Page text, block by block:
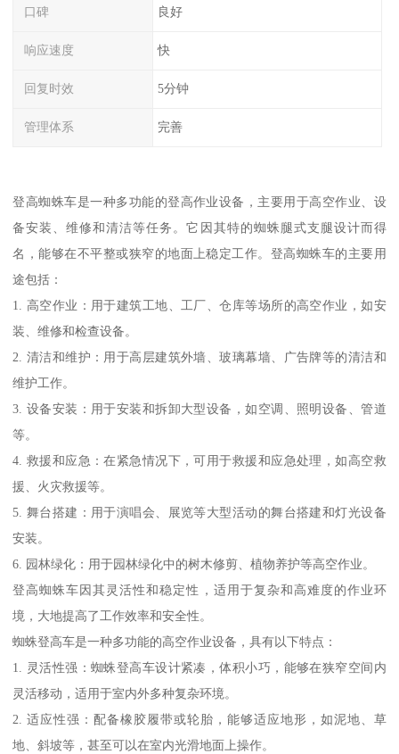
口碑 良好
响应速度 快
回复时效 5分钟
管理体系 完善
登高蜘蛛车是一种多功能的登高作业设备，主要用于高空作业、设
备安装、维修和清洁等任务。它因其特的蜘蛛腿式支腿设计而得
名，能够在不平整或狭窄的地面上稳定工作。登高蜘蛛车的主要用
途包括：
1. 高空作业：用于建筑工地、工厂、仓库等场所的高空作业，如安
装、维修和检查设备。
2. 清洁和维护：用于高层建筑外墙、玻璃幕墙、广告牌等的清洁和
维护工作。
3. 设备安装：用于安装和拆卸大型设备，如空调、照明设备、管道
等。
4. 救援和应急：在紧急情况下，可用于救援和应急处理，如高空救
援、火灾救援等。
5. 舞台搭建：用于演唱会、展览等大型活动的舞台搭建和灯光设备
安装。
6. 园林绿化：用于园林绿化中的树木修剪、植物养护等高空作业。
登高蜘蛛车因其灵活性和稳定性，适用于复杂和高难度的作业环
境，大地提高了工作效率和安全性。
蜘蛛登高车是一种多功能的高空作业设备，具有以下特点：
1. 灵活性强：蜘蛛登高车设计紧凑，体积小巧，能够在狭窄空间内
灵活移动，适用于室内外多种复杂环境。
2. 适应性强：配备橡胶履带或轮胎，能够适应地形，如泥地、草
地、斜坡等，甚至可以在室内光滑地面上操作。